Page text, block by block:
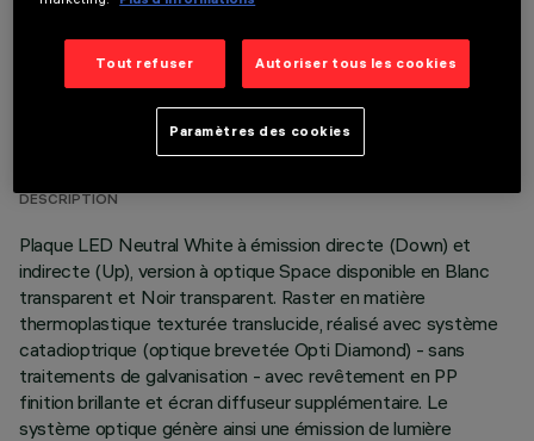
DONNÉES TECHNIQUES
DERNIÈRE MISE À JOUR: 02/08/2026
DESCRIPTION
Plaque LED Neutral White à émission directe (Down) et
indirecte (Up), version à optique Space disponible en Blanc
transparent et Noir transparent. Raster en matière
thermoplastique texturée translucide, réalisé avec système
catadioptrique (optique brevetée Opti Diamond) - sans
traitements de galvanisation - avec revêtement en PP
finition brillante et écran diffuseur supplémentaire. Le
système optique génère ainsi une émission de lumière
Tout refuser Autoriser tous les cookies
Paramètres des cookies